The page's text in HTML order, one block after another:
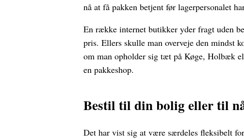
nå at få pakken betjent før lagerpersonalet
En række internet butikker yder fragt uden
pris. Ellers skulle man overveje den mindst
om man opholder sig tæt på Køge, Holbæk
en pakkeshop.
Bestil til din bolig eller til
Det har vist sig at være særdeles fleksibelt